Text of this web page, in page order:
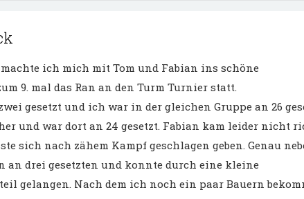
ich mich mit Tom und Fabian ins schöne
9. mal das Ran an den Turm Turnier statt.
gesetzt und ich war in der gleichen Gruppe an 26
und war dort an 24 gesetzt. Fabian kam leider nicht
sich nach zähem Kampf geschlagen geben. Genau
an drei gesetzten und konnte durch eine kleine
gelangen. Nach dem ich noch ein paar Bauern